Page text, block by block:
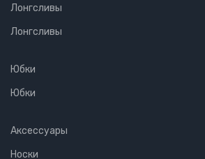
Лонгсливы
Лонгсливы
Юбки
Юбки
Аксессуары
Носки